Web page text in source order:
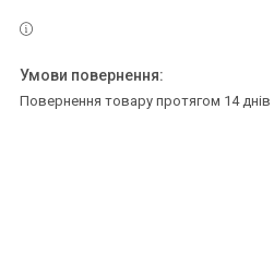
повернення товару протягом 14 днів